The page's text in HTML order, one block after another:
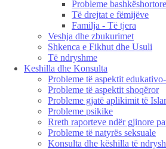
Probleme
Të drejtat e fëmijëve
Familja - Të tjera
Veshja dhe zbukurimet
Shkenca e Fikhut dhe Usuli
Të ndryshme
Keshilla dhe Konsulta
Probleme të aspektit
Probleme të aspektit shoqëror
Probleme gjatë aplikimit të
Probleme psikike
Rreth raporteve ndër gjinore
Probleme të natyrës seksuale
Konsulta dhe këshilla të